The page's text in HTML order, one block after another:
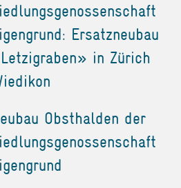
Ersatzneubau
in Zürich
Obsthalden der